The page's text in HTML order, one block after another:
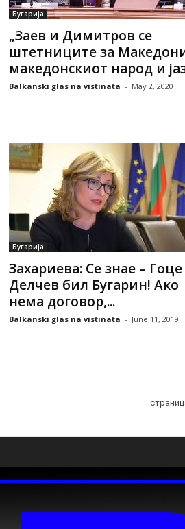
Бугарија
„Заев и Димитров се
штетниците за
македонскиот народ и
Balkanski glas na vistinata - May 2, 2020
Бугарија
Захариева: Се знае – Гоце
Делчев бил Бугарин! Ако
нема договор,...
Balkanski glas na vistinata - June 11, 2019